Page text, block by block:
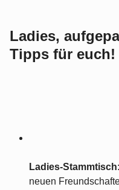
Ladies,
Tipps für euch!
Ladies-Stammtisch:
neuen